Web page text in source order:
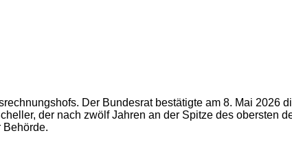
Der Bundesrat bestätigte am 8. Mai 2026
der nach zwölf Jahren an der Spitze des obersten
Behörde.